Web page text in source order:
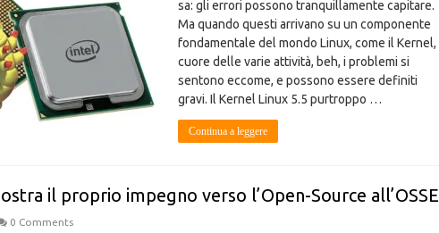
sa: gli errori possono tranquillamente capitare.
Ma quando questi arrivano su un componente
fondamentale del mondo Linux, come il Kernel,
cuore delle varie attività, beh, i problemi si
sentono eccome, e possono essere definiti
gravi. Il Kernel Linux 5.5 purtroppo …
Continua a leggere
il proprio impegno verso l’Open-Source all’OSSE
0 Comments